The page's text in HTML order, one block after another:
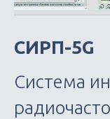
СИРП-5G
Система